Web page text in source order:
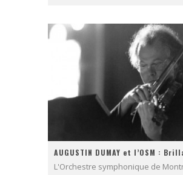
AUGUSTIN DUMAY et l’OSM :
L'Orchestre symphonique de